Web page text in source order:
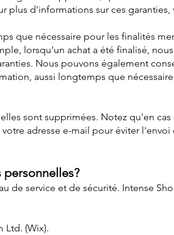
d'informations sur ces garanties,
que nécessaire pour les finalités
lorsqu'un achat a été finalisé,
Nous pouvons également
aussi longtemps que
sont supprimées. Notez qu'en
adresse e-mail pour éviter l'envoi
de service et de sécurité. Intense
Ltd. (Wix).